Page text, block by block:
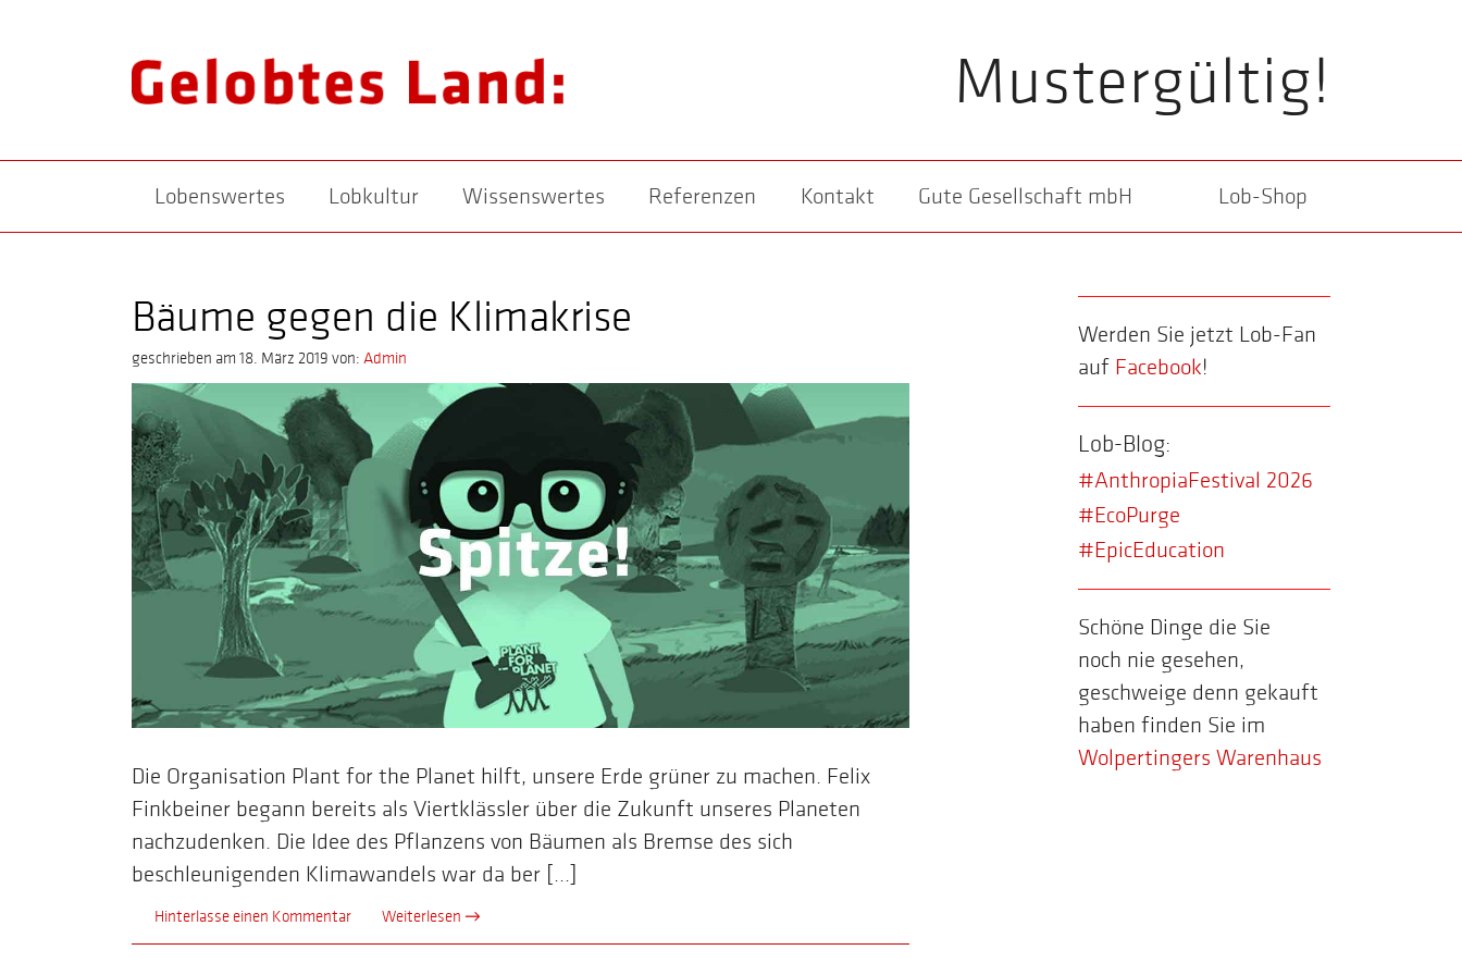
Mustergültig!
Lobenswertes Lobkultur Wissenswertes Referenzen Kontakt Gute Gesellschaft mbH Lob-Shop
Bäume gegen die Klimakrise
geschrieben am 18. März 2019 von:Admin
Die Organisation Plant for the Planet hilft, unsere Erde grüner zu machen. Felix
Finkbeiner begann bereits als Viertklässler über die Zukunft unseres Planeten
nachzudenken. Die Idee des Pflanzens von Bäumen als Bremse des sich
beschleunigenden Klimawandels war da ber [...]
Hinterlasse einen Kommentar Weiterlesen →
Werden Sie jetzt Lob-Fan
auf Facebook!
Lob-Blog:
#AnthropiaFestival 2026
#EcoPurge
#EpicEducation
Schöne Dinge die Sie
noch nie gesehen,
geschweige denn gekauft
haben finden Sie im
Wolpertingers Warenhaus